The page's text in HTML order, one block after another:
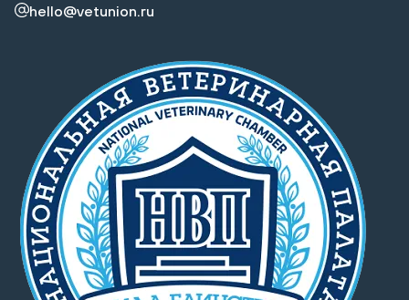
hello@vetunion.ru